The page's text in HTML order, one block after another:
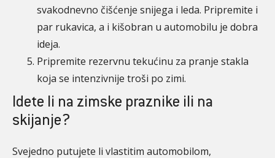
svakodnevno čišćenje snijega i leda. Pripremite i
par rukavica, a i kišobran u automobilu je dobra
ideja.
Pripremite rezervnu tekućinu za pranje stakla
koja se intenzivnije troši po zimi.
Idete li na zimske praznike ili na
skijanje?
Svejedno putujete li vlastitim automobilom,